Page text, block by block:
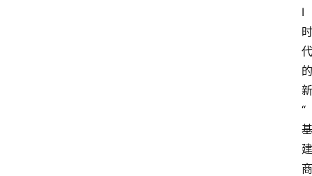
I
时
代
的
新
“
基
建
商